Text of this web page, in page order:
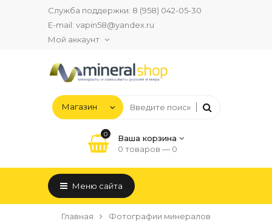
Служба поддержки: 8 (958) 042-05-30
E-mail: vapin58@yandex.ru
Мой аккаунт
0
Ваша корзина
0 товаров — 0
Меню сайта
Главная Фотографии минералов